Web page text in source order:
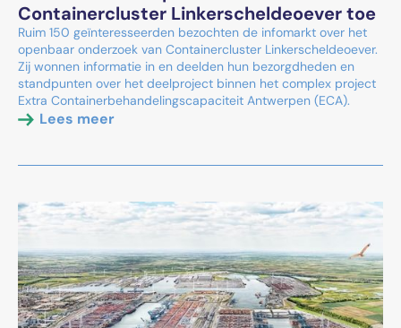
Containercluster Linkerscheldeoever toe
Ruim 150 geïnteresseerden bezochten de infomarkt over het
openbaar onderzoek van Containercluster Linkerscheldeoever.
Zij wonnen informatie in en deelden hun bezorgdheden en
standpunten over het deelproject binnen het complex project
Extra Containerbehandelingscapaciteit Antwerpen (ECA).
Lees meer